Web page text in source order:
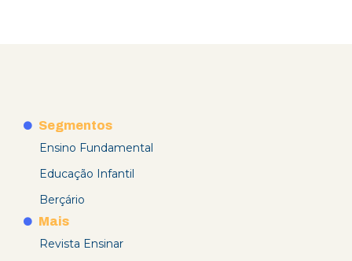
Segmentos
Ensino Fundamental
Educação Infantil
Berçário
Mais
Revista Ensinar